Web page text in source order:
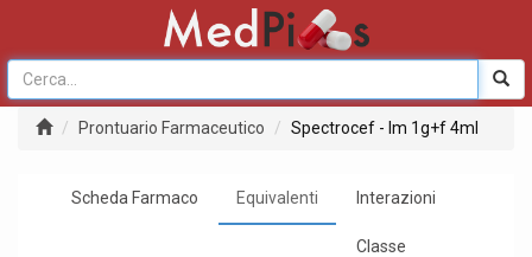
Prontuario Farmaceutico Spectrocef - Im 1g+f 4ml
Scheda Farmaco Equivalenti Interazioni
Classe